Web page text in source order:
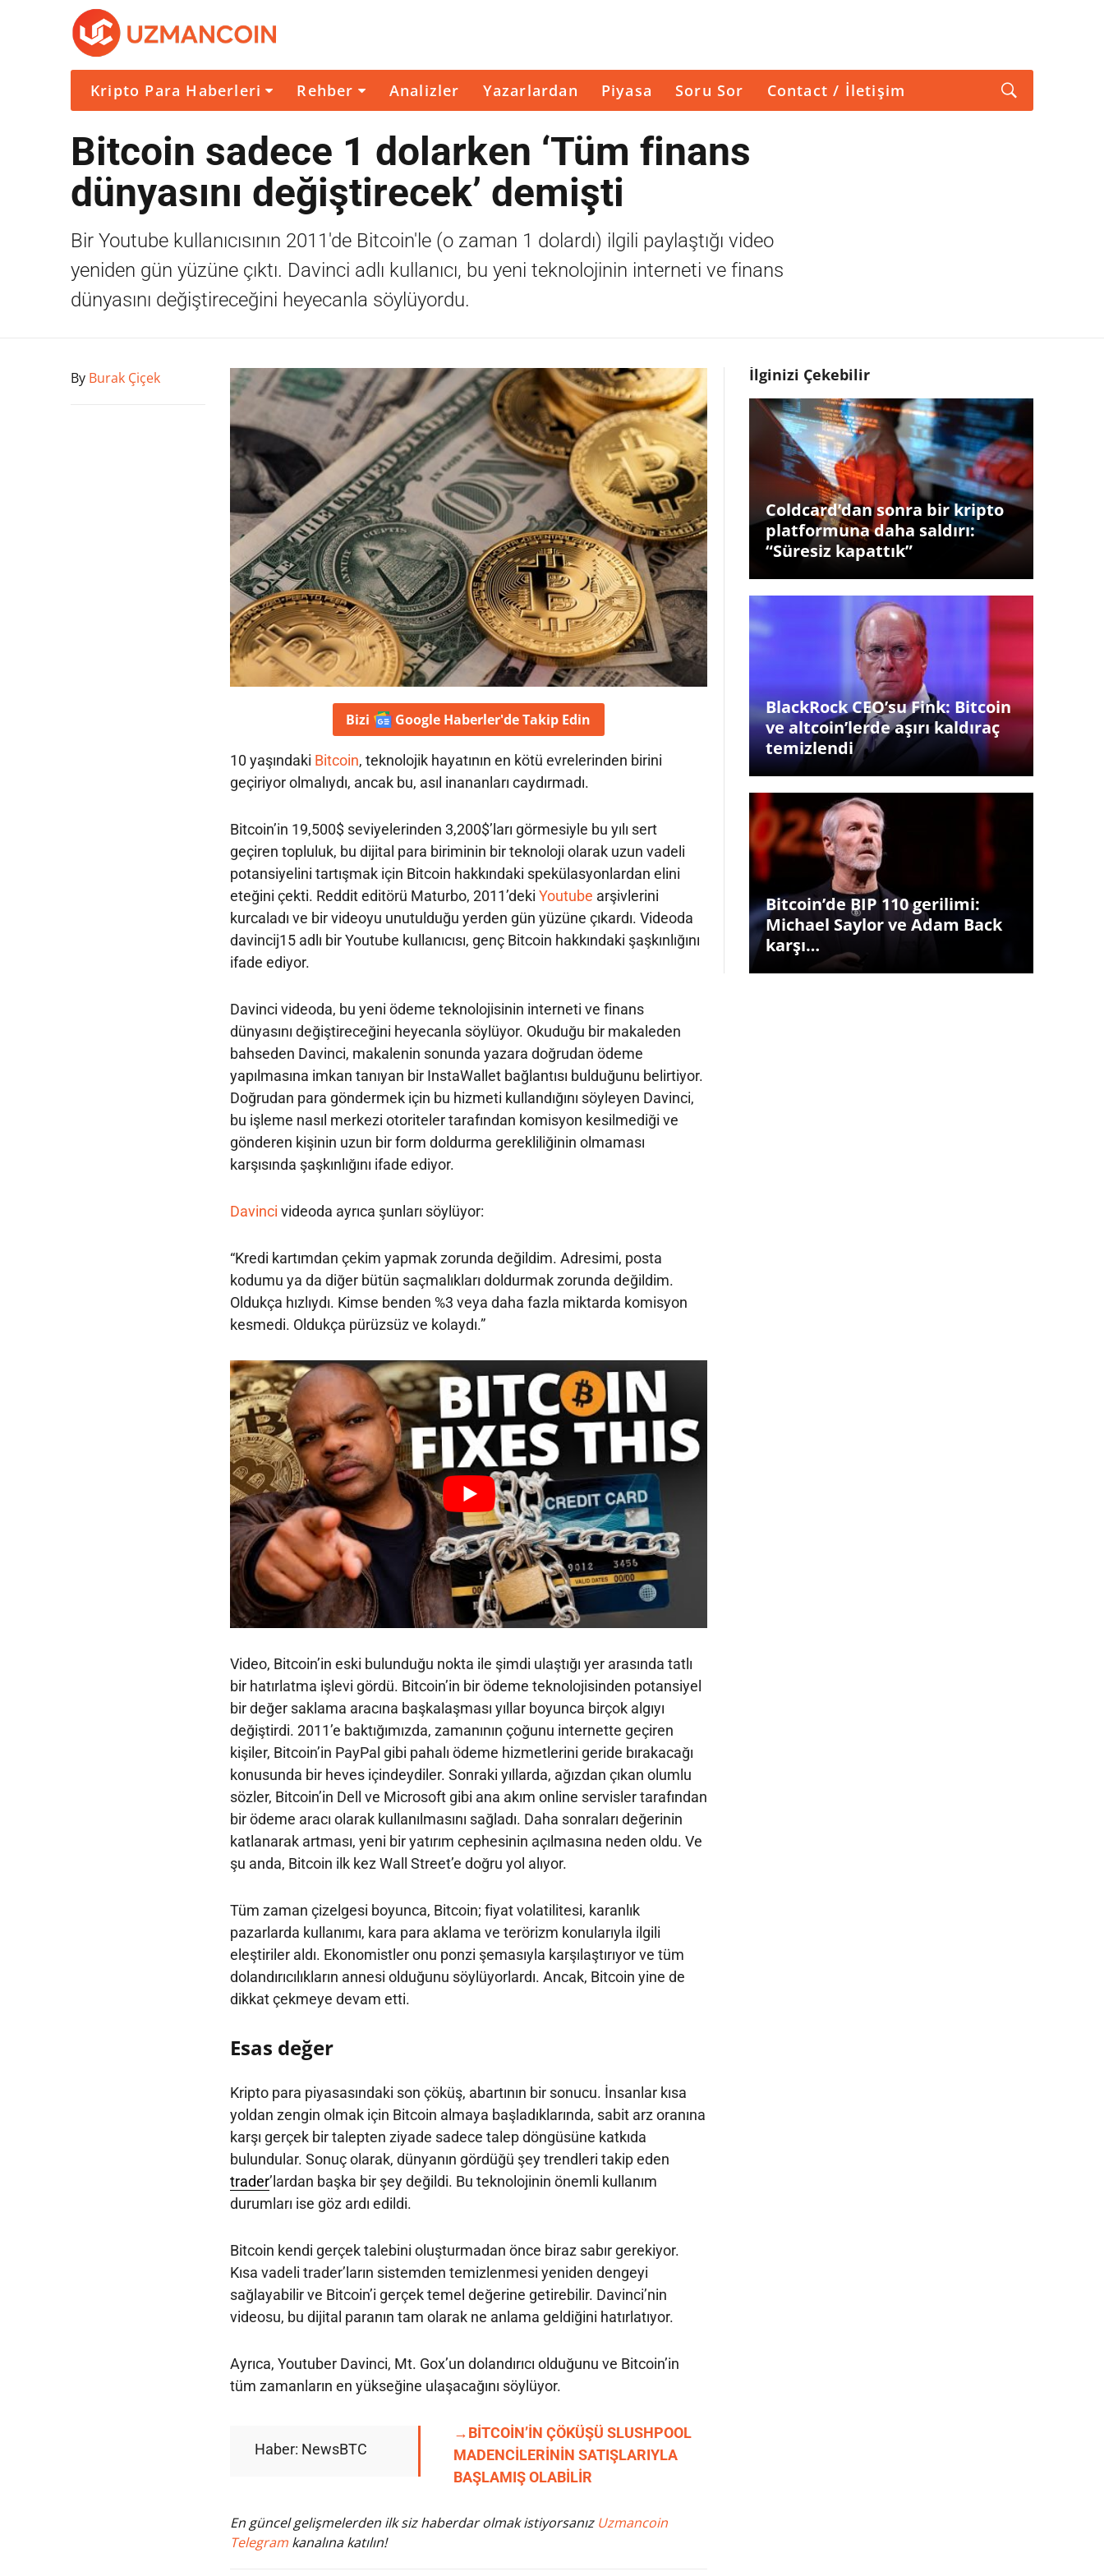
Kripto Para Haberleri Rehber Analizler Yazarlardan Piyasa Soru Sor Contact / İletişim
Bitcoin sadece 1 dolarken ‘Tüm finans
dünyasını değiştirecek’ demişti
Bir Youtube kullanıcısının 2011'de Bitcoin'le (o zaman 1 dolardı) ilgili paylaştığı video
yeniden gün yüzüne çıktı. Davinci adlı kullanıcı, bu yeni teknolojinin interneti ve finans
dünyasını değiştireceğini heyecanla söylüyordu.
By Burak Çiçek
Bizi Google Haberler'deTakip Edin
10 yaşındaki Bitcoin, teknolojik hayatının en kötü evrelerinden birini
geçiriyor olmalıydı, ancak bu, asıl inananları caydırmadı.
Bitcoin’in 19,500$ seviyelerinden 3,200$’ları görmesiyle bu yılı sert
geçiren topluluk, bu dijital para biriminin bir teknoloji olarak uzun vadeli
potansiyelini tartışmak için Bitcoin hakkındaki spekülasyonlardan elini
eteğini çekti. Reddit editörü Maturbo, 2011’deki Youtube arşivlerini
kurcaladı ve bir videoyu unutulduğu yerden gün yüzüne çıkardı. Videoda
davincij15 adlı bir Youtube kullanıcısı, genç Bitcoin hakkındaki şaşkınlığını
ifade ediyor.
Davinci videoda, bu yeni ödeme teknolojisinin interneti ve finans
dünyasını değiştireceğini heyecanla söylüyor. Okuduğu bir makaleden
bahseden Davinci, makalenin sonunda yazara doğrudan ödeme
yapılmasına imkan tanıyan bir InstaWallet bağlantısı bulduğunu belirtiyor.
Doğrudan para göndermek için bu hizmeti kullandığını söyleyen Davinci,
bu işleme nasıl merkezi otoriteler tarafından komisyon kesilmediği ve
gönderen kişinin uzun bir form doldurma gerekliliğinin olmaması
karşısında şaşkınlığını ifade ediyor.
Davinci videoda ayrıca şunları söylüyor:
“Kredi kartımdan çekim yapmak zorunda değildim. Adresimi, posta
kodumu ya da diğer bütün saçmalıkları doldurmak zorunda değildim.
Oldukça hızlıydı. Kimse benden %3 veya daha fazla miktarda komisyon
kesmedi. Oldukça pürüzsüz ve kolaydı.”
Video, Bitcoin’in eski bulunduğu nokta ile şimdi ulaştığı yer arasında tatlı
bir hatırlatma işlevi gördü. Bitcoin’in bir ödeme teknolojisinden potansiyel
bir değer saklama aracına başkalaşması yıllar boyunca birçok algıyı
değiştirdi. 2011’e baktığımızda, zamanının çoğunu internette geçiren
kişiler, Bitcoin’in PayPal gibi pahalı ödeme hizmetlerini geride bırakacağı
konusunda bir heves içindeydiler. Sonraki yıllarda, ağızdan çıkan olumlu
sözler, Bitcoin’in Dell ve Microsoft gibi ana akım online servisler tarafından
bir ödeme aracı olarak kullanılmasını sağladı. Daha sonraları değerinin
katlanarak artması, yeni bir yatırım cephesinin açılmasına neden oldu. Ve
şu anda, Bitcoin ilk kez Wall Street’e doğru yol alıyor.
Tüm zaman çizelgesi boyunca, Bitcoin; fiyat volatilitesi, karanlık
pazarlarda kullanımı, kara para aklama ve terörizm konularıyla ilgili
eleştiriler aldı. Ekonomistler onu ponzi şemasıyla karşılaştırıyor ve tüm
dolandırıcılıkların annesi olduğunu söylüyorlardı. Ancak, Bitcoin yine de
dikkat çekmeye devam etti.
Esas değer
Kripto para piyasasındaki son çöküş, abartının bir sonucu. İnsanlar kısa
yoldan zengin olmak için Bitcoin almaya başladıklarında, sabit arz oranına
karşı gerçek bir talepten ziyade sadece talep döngüsüne katkıda
bulundular. Sonuç olarak, dünyanın gördüğü şey trendleri takip eden
trader’lardan başka bir şey değildi. Bu teknolojinin önemli kullanım
durumları ise göz ardı edildi.
Bitcoin kendi gerçek talebini oluşturmadan önce biraz sabır gerekiyor.
Kısa vadeli trader’ların sistemden temizlenmesi yeniden dengeyi
sağlayabilir ve Bitcoin’i gerçek temel değerine getirebilir. Davinci’nin
videosu, bu dijital paranın tam olarak ne anlama geldiğini hatırlatıyor.
Ayrıca, Youtuber Davinci, Mt. Gox’un dolandırıcı olduğunu ve Bitcoin’in
tüm zamanların en yükseğine ulaşacağını söylüyor.
Haber: NewsBTC
→BİTCOİN’İN ÇÖKÜŞÜ SLUSHPOOL
MADENCİLERİNİN SATIŞLARIYLA
BAŞLAMIŞ OLABİLİR
En güncel gelişmelerden ilk siz haberdar olmak istiyorsanız Uzmancoin
Telegram kanalına katılın!
İlginizi Çekebilir
Coldcard’dan sonra bir kripto
platformuna daha saldırı:
“Süresiz kapattık”
BlackRock CEO’su Fink: Bitcoin
ve altcoin’lerde aşırı kaldıraç
temizlendi
Bitcoin’de BIP 110 gerilimi:
Michael Saylor ve Adam Back
karşı…